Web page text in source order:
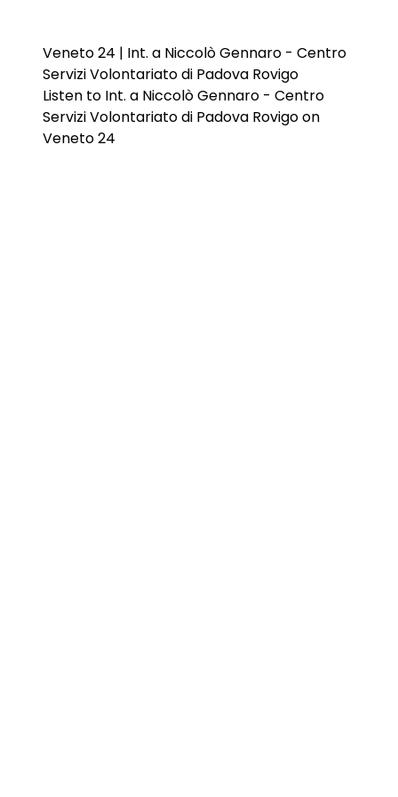
Veneto 24 | Int. a Niccolò Gennaro - Centro
Servizi Volontariato di Padova Rovigo
Listen to Int. a Niccolò Gennaro - Centro
Servizi Volontariato di Padova Rovigo on
Veneto 24